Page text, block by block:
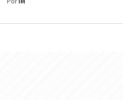
PorIM